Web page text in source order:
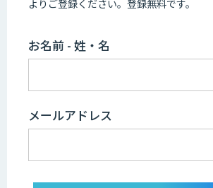
よりご登録ください。登録無料です。
お名前 - 姓・名
メールアドレス